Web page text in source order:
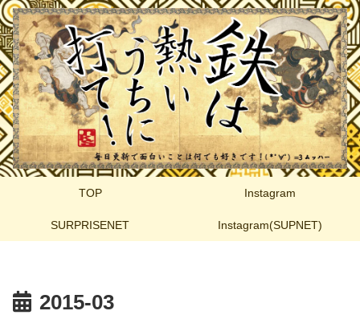
TOP Instagram
SURPRISENET Instagram(SUPNET)
2015-03